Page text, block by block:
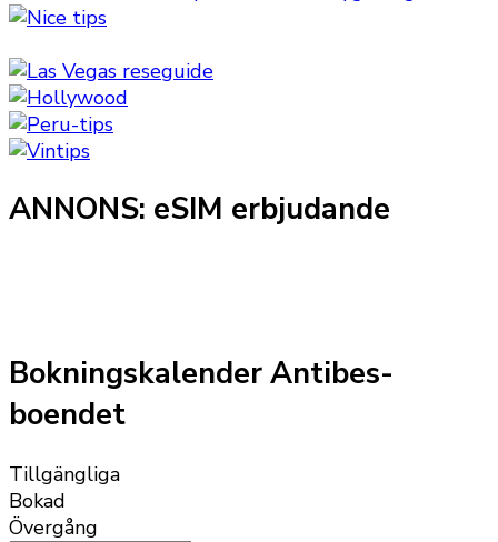
ANNONS: eSIM erbjudande
Bokningskalender Antibes-
boendet
Tillgängliga
Bokad
Övergång